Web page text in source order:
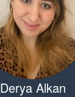
Derya Alkan